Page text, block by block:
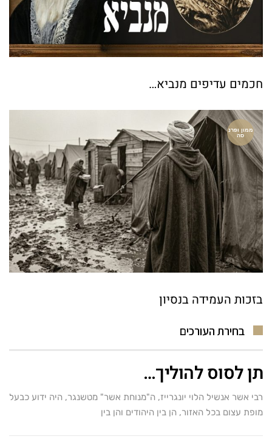
חכמים עדיפים מנביא…
ממון ופרנ
סה
בזכות העמידה בנסיון
בחירת העורכים
תן לסוס להוליך…
רבי אשר אנשיל הלוי יונגרייז, ה"מנוחת אשר" מטשנגר, היה ידוע כבעל
מופת עצום בכל האזור, הן בין היהודים והן בין